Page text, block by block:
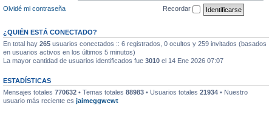
Olvidé mi contraseña
Recordar
¿QUIÉN ESTÁ CONECTADO?
En total hay 265 usuarios conectados :: 6 registrados, 0 ocultos y 259 invitados (basados
en usuarios activos en los últimos 5 minutos)
La mayor cantidad de usuarios identificados fue 3010 el 14 Ene 2026 07:07
ESTADÍSTICAS
Mensajes totales 770632 • Temas totales 88983 • Usuarios totales 21934 • Nuestro
usuario más reciente es jaimeggwcwt